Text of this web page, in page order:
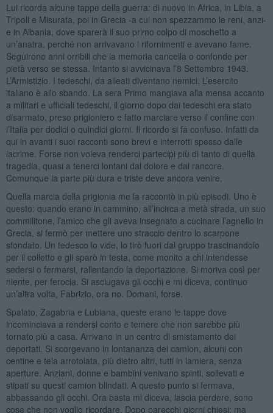
Lui ricorda alcune tappe della guerra: di nuovo in Africa, in Libia, a
Tripoli e Misurata, poi in Grecia -a cui non spezzammo le reni, anzi-
e in Albania, dove sparerà il suo primo colpo di moschetto a
un’anatra, perché non arrivavano i rifornimenti e avevano fame.
Seguirono anni orribili che la memoria cancella o confonde per
pietà verso se stessa. Intanto si avvicinava l’8 Settembre 1943.
L’Armistizio. I tedeschi, da alleati diventano nemici. L’esercito
italiano è allo sbando. La sera Primo mangiava alla mensa accanto
a militari e ufficiali tedeschi, il giorno dopo dai tedeschi era stato
disarmato, preso prigioniero e fatto marciare verso il confine con
l’Italia per dodici o quindici giorni. Il ricordo si fa confuso. Infatti da
qui in avanti i suoi racconti sono brevi e interrotti spesso dalle
lacrime. Forse non voleva renderci partecipi più di tanto di quella
tragedia, quasi a tenerci lontani dal dolore e dal rancore.
Comunque la parte più dura e triste deve ancora venire.
Quella marcia della prigionia me la raccontò in più episodi. Uno è
questo: quando erano in cammino, all’incirca a metà strada, un suo
commilitone, l’amico che gli aveva insegnato a cucinare l’agnello in
Grecia, si fermò per mettere uno straccio dentro lo scarpone
sfondato. Un tedesco lo vide, lo tirò fuori dal gruppo trascinandolo
per il colletto e gli sparò in testa, come monito a chi intendesse
sedersi o fermarsi, rallentando la deportazione. Si moriva così per
niente, per ferocia. Si asciugava gli occhi e mi diceva, continuo
un’altra volta, Fabrizio, ora no. Domani, forse.
Spalato, Zagabria e Lubiana, queste erano le tappe dove
incominciava a rendersi conto e temere che non sarebbe più
tornato più a casa. Arrivano in un centro di smistamento dei
deportati. Si scorgevano in lontananza dei camion, alcuni con
centine e tela arrotolata, più dietro altri, tutti in lamiera, senza
aperture. Anziani, donne e bambini venivano spinti, sollevati e
stipati su questi camion blindati. A questo punto si fermava,
abbassando gli occhi. Ora basta mi diceva, lascia perdere, sono
cose che non voglio ricordare. Dopo parecchi giorni chiesi: ma